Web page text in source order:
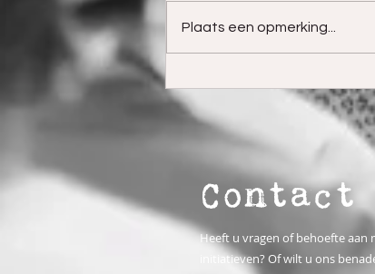
samenwerking in
stadsnetwerken
Plaats een opmerking...
Contact
Heeft u vragen of behoefte aan
initiatieven? Of wilt u ons